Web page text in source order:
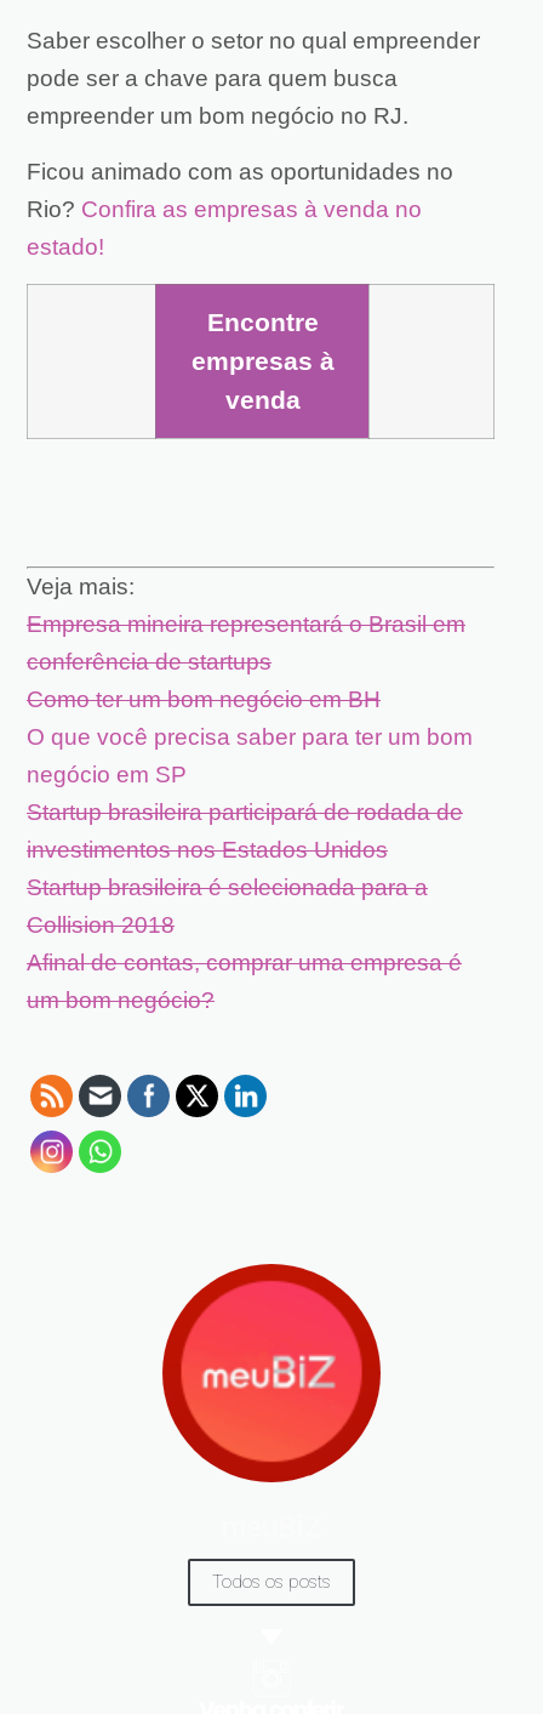
Saber escolher o setor no qual empreender
pode ser a chave para quem busca
empreender um bom negócio no RJ.
Ficou animado com as oportunidades no
Rio? Confira as empresas à venda no
estado!
Encontre
empresas à
venda
Veja mais:
Empresa mineira representará o Brasil em
conferência de startups
Como ter um bom negócio em BH
O que você precisa saber para ter um bom
negócio em SP
Startup brasileira participará de rodada de
investimentos nos Estados Unidos
Startup brasileira é selecionada para a
Collision 2018
Afinal de contas, comprar uma empresa é
um bom negócio?
Todos os posts